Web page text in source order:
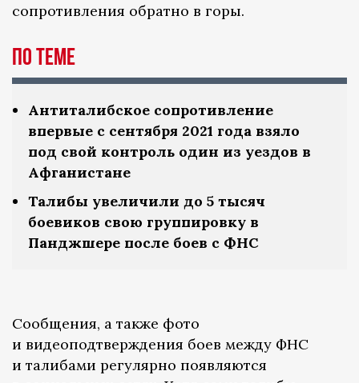
сопротивления обратно в горы.
По теме
Антиталибское сопротивление
впервые с сентября 2021 года взяло
под свой контроль один из уездов в
Афганистане
Талибы увеличили до 5 тысяч
боевиков свою группировку в
Панджшере после боев с ФНС
Сообщения, а также фото
и видеоподтверждения боев между ФНС
и талибами регулярно появляются